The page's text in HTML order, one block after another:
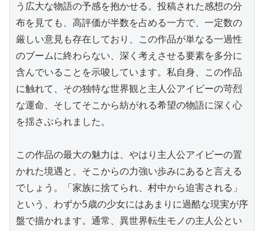
う広大な物語の予感を抱かせる。投稿された感想の分
布を見ても、高評価が半数を占める一方で、一定数の
厳しい意見も存在しており、この作品が単なる一過性
のブームに終わらない、深く考えさせる要素を多分に
含んでいることを示唆しています。私自身、この作品
に触れて、その独特な世界観と主人公アイビーの苛烈
な運命、そしてそこから紡がれる希望の物語に深く心
を揺さぶられました。
この作品の最大の魅力は、やはり主人公アイビーの置
かれた境遇と、そこからの力強い歩みにあると言える
でしょう。「家族に捨てられ、村中から迫害される」
という、わずか5歳の少女にはあまりに過酷な現実が序
盤で描かれます。通常、異世界転生モノの主人公とい